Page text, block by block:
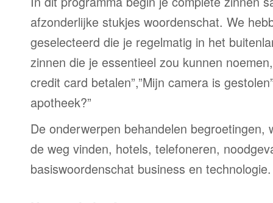
afzonderlijke stukjes woordenschat. We
geselecteerd die je regelmatig in het
zinnen die je essentieel zou kunnen
credit card betalen”,”Mijn camera is
apotheek?”
De onderwerpen behandelen begroetingen,
de weg vinden, hotels, telefoneren,
basiswoordenschat business en technologie.